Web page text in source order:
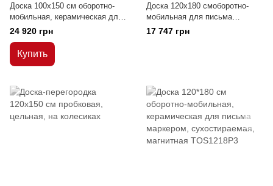
Доска 100x150 см оборотно-
мобильная, керамическая для
письма маркером,
сухостираемая, магнитная
24 920 грн
Купить
Доска 120x180 смоборотно-
мобильная для письма
маркером, сухостираемая,
магнитная
17 747 грн